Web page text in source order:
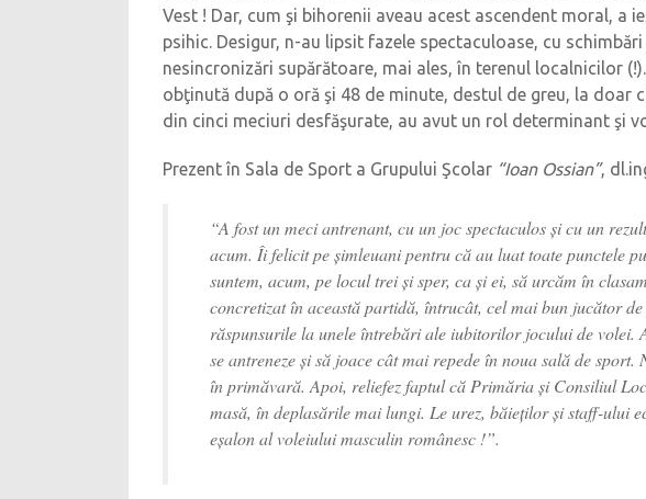
Vest ! Dar, cum şi bihorenii aveau acest ascendent moral, a
psihic. Desigur, n-au lipsit fazele spectaculoase, cu
nesincronizări supărătoare, mai ales, în terenul localnicilor
obţinută după o oră şi 48 de minute, destul de greu, la doar
din cinci meciuri desfăşurate, au avut un rol determinant şi
Prezent în Sala de Sport a Grupului Şcolar “Ioan Ossian”,
“A fost un meci antrenant, cu un joc spectaculos şi cu un
acum. Îi felicit pe şimleuani pentru că au luat toate punctele
suntem, acum, pe locul trei şi sper, ca şi ei, să urcăm în
concretizat în această partidă, întrucât, cel mai bun jucător
răspunsurile la unele întrebări ale iubitorilor jocului de volei.
se antreneze şi să joace cât mai repede în noua sală de
în primăvară. Apoi, reliefez faptul că Primăria şi Consiliul
masă, în deplasările mai lungi. Le urez, băieţilor şi staff-ului
eşalon al voleiului masculin românesc !”.